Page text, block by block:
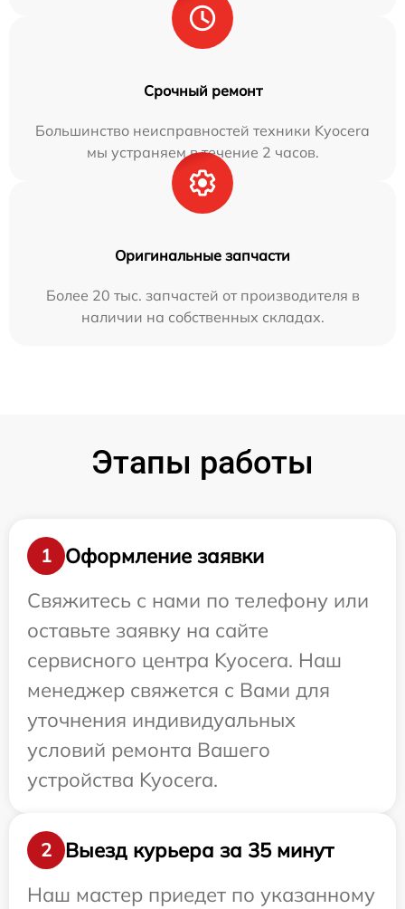
Срочный ремонт
Большинство неисправностей техники Kyocera
мы устраняем в течение 2 часов.
Оригинальные запчасти
Более 20 тыс. запчастей от производителя в
наличии на собственных складах.
Этапы работы
1
Оформление заявки
Свяжитесь с нами по телефону или
оставьте заявку на сайте
сервисного центра Kyocera. Наш
менеджер свяжется с Вами для
уточнения индивидуальных
условий ремонта Вашего
устройства Kyocera.
2
Выезд курьера за 35 минут
Наш мастер приедет по указанному